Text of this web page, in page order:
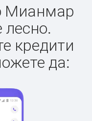
Мианмар
лесно.
кредити
да: